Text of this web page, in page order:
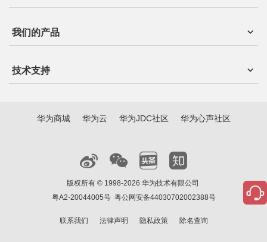
我们的产品
技术支持
华为商城 华为云 华为JDC社区 华为心声社区
版权所有 © 1998-2026 华为技术有限公司
粤A2-20044005号 粤公网安备44030702002388号
联系我们 法律声明 隐私政策 除名查询